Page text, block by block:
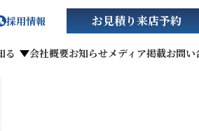
採用情報
る 会社概要お知らせメディア掲載お問い
お見積り来店予約